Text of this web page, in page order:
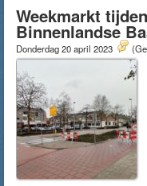
Weekmarkt
Binnenlandse
Donderdag 20 april 2023